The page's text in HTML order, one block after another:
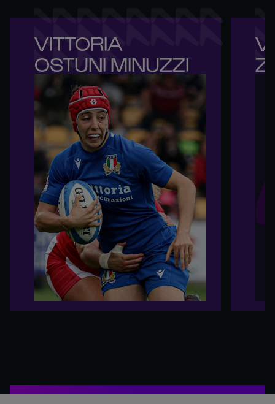
VITTORIA
OSTUNI MINUZZI